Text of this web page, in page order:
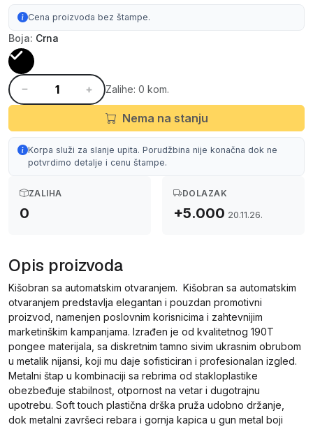
Cena proizvoda bez štampe.
Boja: Crna
Zalihe: 0 kom.
Nema na stanju
Korpa služi za slanje upita. Porudžbina nije konačna dok ne
potvrdimo detalje i cenu štampe.
ZALIHA
0
DOLAZAK
+5.000 20.11.26.
Opis proizvoda
Kišobran sa automatskim otvaranjem. Kišobran sa automatskim
otvaranjem predstavlja elegantan i pouzdan promotivni
proizvod, namenjen poslovnim korisnicima i zahtevnijim
marketinškim kampanjama. Izrađen je od kvalitetnog 190T
pongee materijala, sa diskretnim tamno sivim ukrasnim obrubom
u metalik nijansi, koji mu daje sofisticiran i profesionalan izgled.
Metalni štap u kombinaciji sa rebrima od stakloplastike
obezbeđuje stabilnost, otpornost na vetar i dugotrajnu
upotrebu. Soft touch plastična drška pruža udobno držanje,
dok metalni završeci rebara i gornja kapica u gun metal boji